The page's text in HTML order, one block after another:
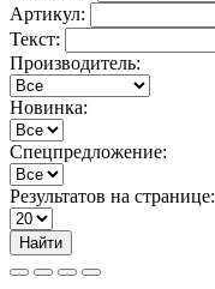
Артикул:
Текст:
Производитель:
Новинка:
Спецпредложение:
Результатов на странице:
Найти